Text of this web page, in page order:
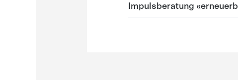
Impulsberatung